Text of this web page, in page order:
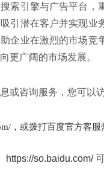
索引擎与广告平台，
引潜在客户并实现业
企业在激烈的市场竞
更广阔的市场发展。
或咨询服务，您可以
，或拨打百度官方客服
https://so.baidu.com/